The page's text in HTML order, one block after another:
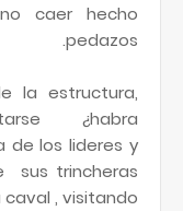
caer hecho
pedazos.
la estructura,
¿habra
de los lideres y
sus trincheras
, visitando